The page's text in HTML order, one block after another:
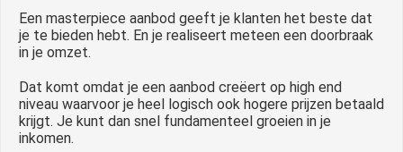
Een masterpiece aanbod geeft je klanten het beste dat
je te bieden hebt. En je realiseert meteen een doorbraak
in je omzet.
Dat komt omdat je een aanbod creëert op high end
niveau waarvoor je heel logisch ook hogere prijzen betaald
krijgt. Je kunt dan snel fundamenteel groeien in je
inkomen.